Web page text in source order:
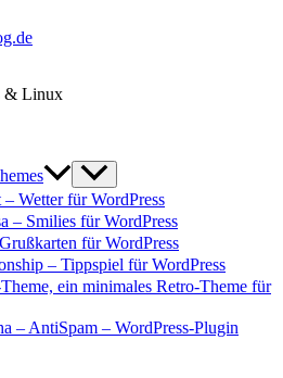
& Linux
Wetter für WordPress
– Smilies für WordPress
für WordPress
– Tippspiel für WordPress
ein minimales Retro-Theme für
– AntiSpam – WordPress-Plugin